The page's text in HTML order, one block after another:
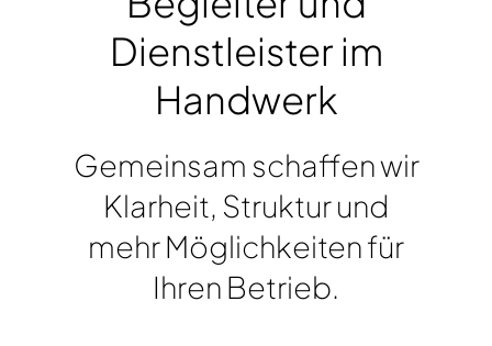
Dienstleister im
Handwerk
Gemeinsam schaffen wir
Klarheit, Struktur und
mehr Möglichkeiten für
Ihren Betrieb.